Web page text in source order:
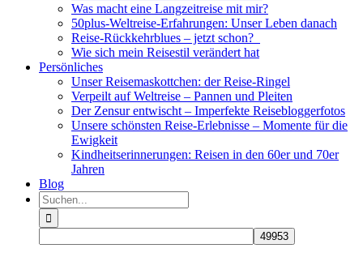
Was macht eine Langzeitreise mit mir?
50plus-Weltreise-Erfahrungen: Unser Leben danach
Reise-Rückkehrblues – jetzt schon?
Wie sich mein Reisestil verändert hat
Persönliches
Unser Reisemaskottchen: der Reise-Ringel
Verpeilt auf Weltreise – Pannen und Pleiten
Der Zensur entwischt – Imperfekte Reisebloggerfotos
Unsere schönsten Reise-Erlebnisse – Momente für die
Ewigkeit
Kindheitserinnerungen: Reisen in den 60er und 70er
Jahren
Blog
Suche
nach: